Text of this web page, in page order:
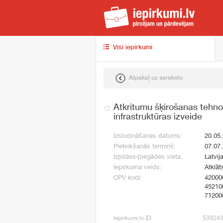
Visi iepirkumi
Atpakaļ uz sarakstu
Atkritumu šķirošanas
infrastruktūras izveide
Izsludināšanas datums:
Pieteikšanās termiņš:
Izpildes/piegādes vieta:
Iepirkuma veids:
CPV kodi:
Iepirkumi.lv ID: